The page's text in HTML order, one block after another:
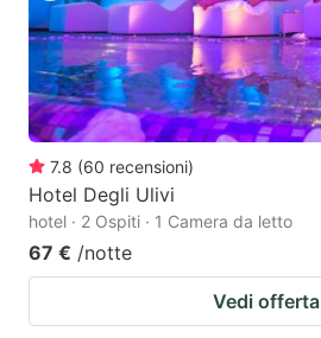
7.8 (60 recensioni)
Hotel Degli Ulivi
hotel · 2 Ospiti · 1 Camera da letto
67 € /notte
Vedi offerta